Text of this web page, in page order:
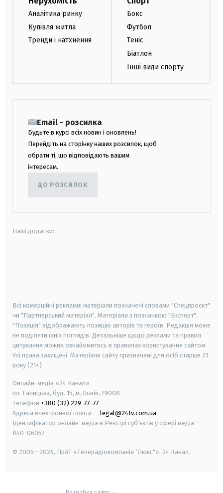
Аналітика ринку
Купівля житла
Тренди і натхнення
Бокс
Футбол
Теніс
Біатлон
Інші види спорту
Email - розсилка
Будьте в курсі всіх новин і оновлень!
Перейдіть на сторінку наших розсилок, щоб
обрати ті, що відповідають вашим
інтересам.
ДО РОЗСИЛОК
Наші додатки:
Всі комерційні рекламні матеріали позначені словами "Спецпроєкт"
чи "Партнерський матеріал". Матеріали з позначкою "Експерт",
"Позиція" відображають позицію авторів та героїв. Редакція може
не поділяти їхніх поглядів. Детальніше щодо реклами та правил
цитування можна ознайомитись в правилах користування сайтом.
Усі права захищені. Матеріали сайту призначені для осіб старше 21
року (21+)
Онлайн-медіа «24 Канал»
пл. Галицька, буд. 15, м. Львів, 79008
Телефон +380 (32) 229-77-77
Адреса електронної пошти — legal@24tv.com.ua
Ідентифікатор онлайн-медіа в Реєстрі суб'єктів у сфері медіа —
R40-06057
© 2005—2026, ПрАТ «Телерадіокомпанія "Люкс"», 24 Канал.